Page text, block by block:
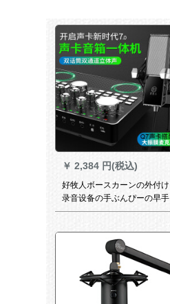
￥ 2,384 円(税込)
好牧人ボースカーンの外付け
录音设备の手ぶんぴーの早手
ネトの赤いアネウサと同じ大